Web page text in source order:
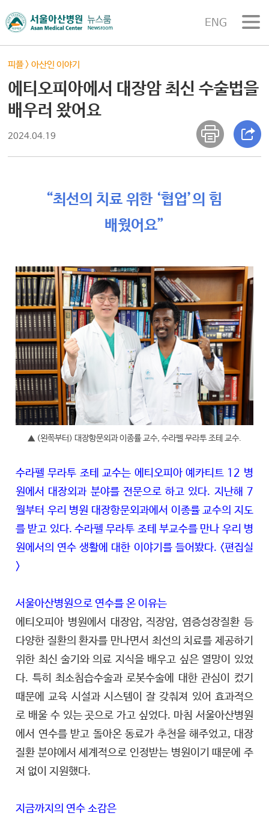
ENG
피플>아산인 이야기
에티오피아에서 대장암 최신 수술법을
배우러 왔어요
2024.04.19
“최선의 치료 위한 ‘협업’의 힘
배웠어요”
▲ (왼쪽부터) 대장항문외과 이종률 교수, 수라펠 무라투 조테 교수.
수라펠 무라투 조테 교수는 에티오피아 예카티트 12 병
원에서 대장외과 분야를 전문으로 하고 있다. 지난해 7
월부터 우리 병원 대장항문외과에서 이종률 교수의 지도
를 받고 있다. 수라펠 무라투 조테 부교수를 만나 우리 병
원에서의 연수 생활에 대한 이야기를 들어봤다. <편집실
>
서울아산병원으로 연수를 온 이유는
에티오피아 병원에서 대장암, 직장암, 염증성장질환 등
다양한 질환의 환자를 만나면서 최선의 치료를 제공하기
위한 최신 술기와 의료 지식을 배우고 싶은 열망이 있었
다. 특히 최소침습수술과 로봇수술에 대한 관심이 컸기
때문에 교육 시설과 시스템이 잘 갖춰져 있어 효과적으
로 배울 수 있는 곳으로 가고 싶었다. 마침 서울아산병원
에서 연수를 받고 돌아온 동료가 추천을 해주었고, 대장
질환 분야에서 세계적으로 인정받는 병원이기 때문에 주
저 없이 지원했다.
지금까지의 연수 소감은